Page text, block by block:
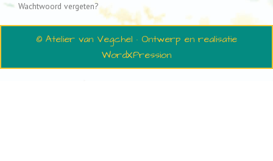
Wachtwoord vergeten?
© Atelier van Vegchel · Ontwerp en realisatie
WordXPression